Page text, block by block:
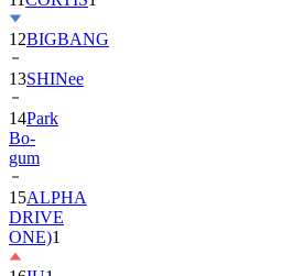
13SHINee
14Park
Bo-
gum
15ALPHA
DRIVE
ONE)1
16IU1